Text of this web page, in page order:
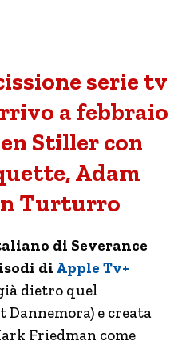
serie tv
a febbraio
Stiller con
Adam
Turturro
di Severance
di Apple Tv+
dietro quel
Dannemora) e creata
Friedman come